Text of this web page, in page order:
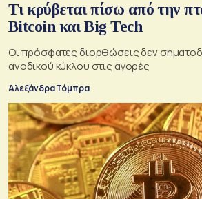
Τι κρύβεται πίσω από την
Bitcoin και Big Tech
Οι πρόσφατες διορθώσεις δεν
ανοδικού κύκλου στις αγορές
Αλεξάνδρα Τόμπρα